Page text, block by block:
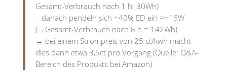
Gesamt-Verbrauch nach 1 h: 30Wh)
– danach pendeln sich ~40% ED ein =~16W
(→Gesamt-Verbrauch nach 8 h = 142Wh)
→ bei einem Strompreis von 25 ct/kwh macht
dies dann etwa 3,5ct pro Vorgang (Quelle: Q&A-
Bereich des Produkts bei Amazon)